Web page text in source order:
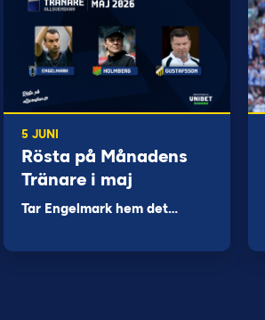
5 JUNI
Rösta på Månadens
Tränare i maj
Tar Engelmark hem det…